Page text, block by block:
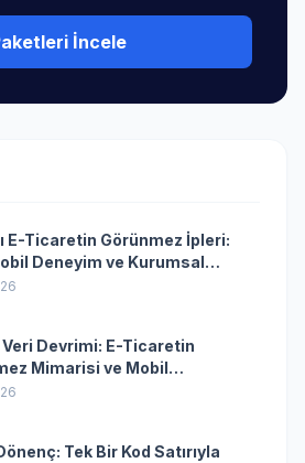
İncele
E-Ticaretin Görünmez İpleri:
Deneyim ve Kurumsal
Kazandıran Senkronizasyonu
Devrimi: E-Ticaretin
Mimarisi ve Mobil
Kurumsal Anahtarı
Tek Bir Kod Satırıyla